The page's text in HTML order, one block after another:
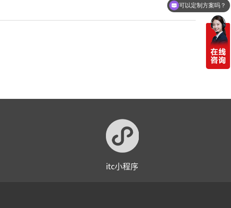
itc小程序
你们电话多少
可以定制方案吗？